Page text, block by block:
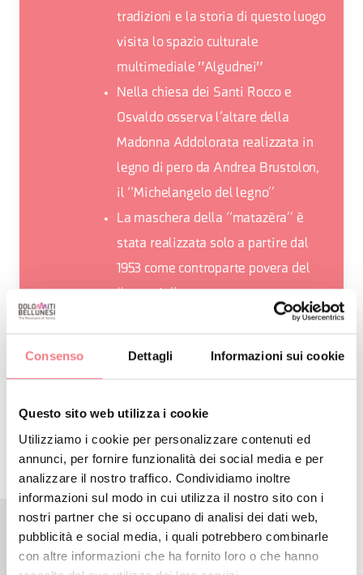
Consenso Dettagli Informazioni sui cookie
Questo sito web utilizza i cookie
Utilizziamo i cookie per personalizzare contenuti ed
annunci, per fornire funzionalità dei social media e per
analizzare il nostro traffico. Condividiamo inoltre
informazioni sul modo in cui utilizza il nostro sito con i
nostri partner che si occupano di analisi dei dati web,
pubblicità e social media, i quali potrebbero combinarle
con altre informazioni che ha fornito loro o che hanno
tradizioni e la storia di questo luogo
visita lo spazio culturale
multimediale "Algudnei"
Nella chiesa dei Santi Rocco e
Osvaldo osserva l’altare della
Madonna Addolorata realizzata in
legno di pero da Andrea Brustolon,
il “Michelangelo del legno”
La maschera della “matazèra” è
stata realizzata solo a partire dal
1953 come controparte povera del
“matazin”
CONTENUTI CORRELATI